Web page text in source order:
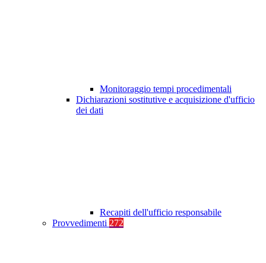
Monitoraggio tempi procedimentali
Dichiarazioni sostitutive e acquisizione d'ufficio
dei dati
Recapiti dell'ufficio responsabile
Provvedimenti 272